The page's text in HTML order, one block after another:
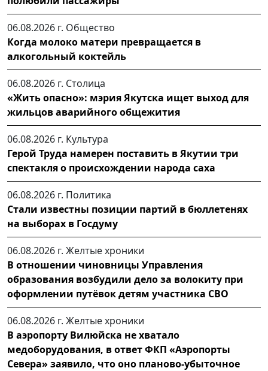
06.08.2026 г. Общество
Когда молоко матери превращается в
алкогольный коктейль
06.08.2026 г. Столица
«Жить опасно»: мэрия Якутска ищет выход для
жильцов аварийного общежития
06.08.2026 г. Культура
Герой Труда намерен поставить в Якутии три
спектакля о происхождении народа саха
06.08.2026 г. Политика
Стали известны позиции партий в бюллетенях
на выборах в Госдуму
06.08.2026 г. Желтые хроники
В отношении чиновницы Управления
образования возбудили дело за волокиту при
оформлении путёвок детям участника СВО
06.08.2026 г. Желтые хроники
В аэропорту Вилюйска не хватало
медоборудования, в ответ ФКП «Аэропорты
Севера» заявило, что оно планово-убыточное